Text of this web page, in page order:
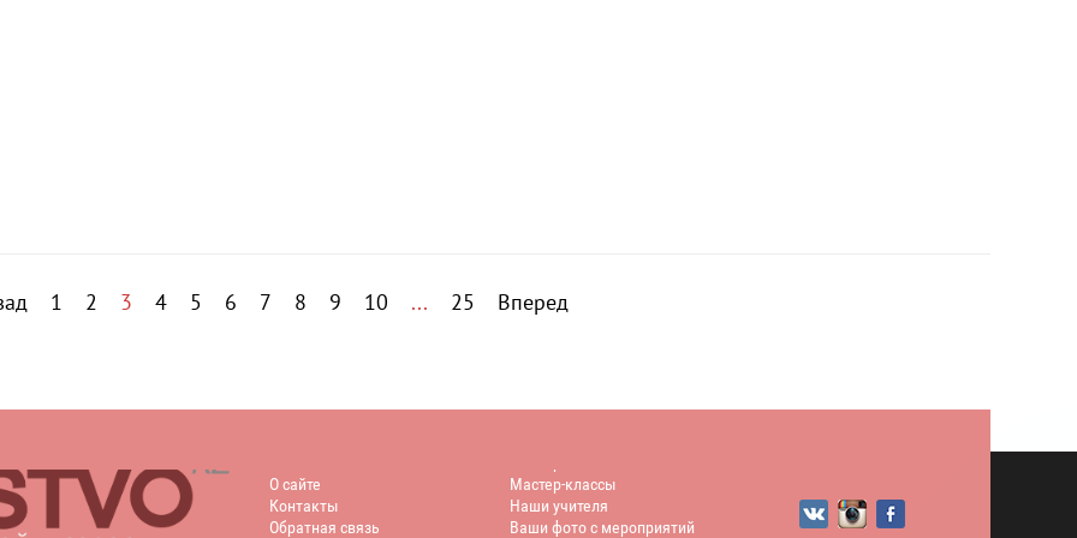
1 2 3 4 5 6 7 8 9 10 ... 25 Вперед
О сайте
Контакты
Обратная связь
Мастер-классы
Наши учителя
Ваши фото с мероприятий